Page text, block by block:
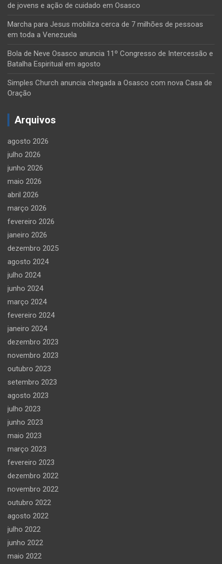
de jovens e ação de cuidado em Osasco
Marcha para Jesus mobiliza cerca de 7 milhões de pessoas
em toda a Venezuela
Bola de Neve Osasco anuncia 11º Congresso de Intercessão e
Batalha Espiritual em agosto
Simples Church anuncia chegada a Osasco com nova Casa de
Oração
Arquivos
agosto 2026
julho 2026
junho 2026
maio 2026
abril 2026
março 2026
fevereiro 2026
janeiro 2026
dezembro 2025
agosto 2024
julho 2024
junho 2024
março 2024
fevereiro 2024
janeiro 2024
dezembro 2023
novembro 2023
outubro 2023
setembro 2023
agosto 2023
julho 2023
junho 2023
maio 2023
março 2023
fevereiro 2023
dezembro 2022
novembro 2022
outubro 2022
agosto 2022
julho 2022
junho 2022
maio 2022